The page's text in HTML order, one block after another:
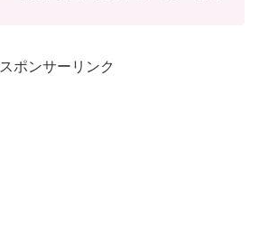
スポンサーリンク